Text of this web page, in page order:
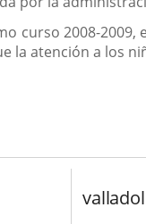
curso 2008-
la atención a los